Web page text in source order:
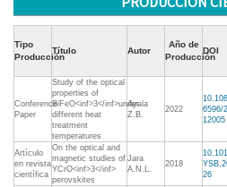
Tipo
Producción
Título Autor
Año de
Producción
DOI
Conference
Paper
Study of the optical
properties of
BiFeO<inf>3</inf>under
different heat
treatment
temperatures
Ayala
Z.B.
2022
6596/
12005
Artículo
en revista
científica
On the optical and
magnetic studies of
YCrO<inf>3</inf>
perovskites
Jara
A.N.L.
2018
26